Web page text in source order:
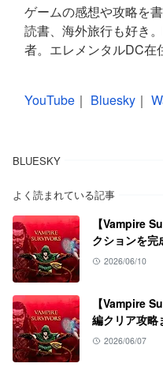
ゲームの感想や攻略を
読書、海外旅行も好き
者。エレメンタルDC在
YouTube ｜ Bluesky ｜
BLUESKY
よく読まれている記事
【Vampire
クションを完
2026/06/10
【Vampire
編クリア攻略
2026/06/07